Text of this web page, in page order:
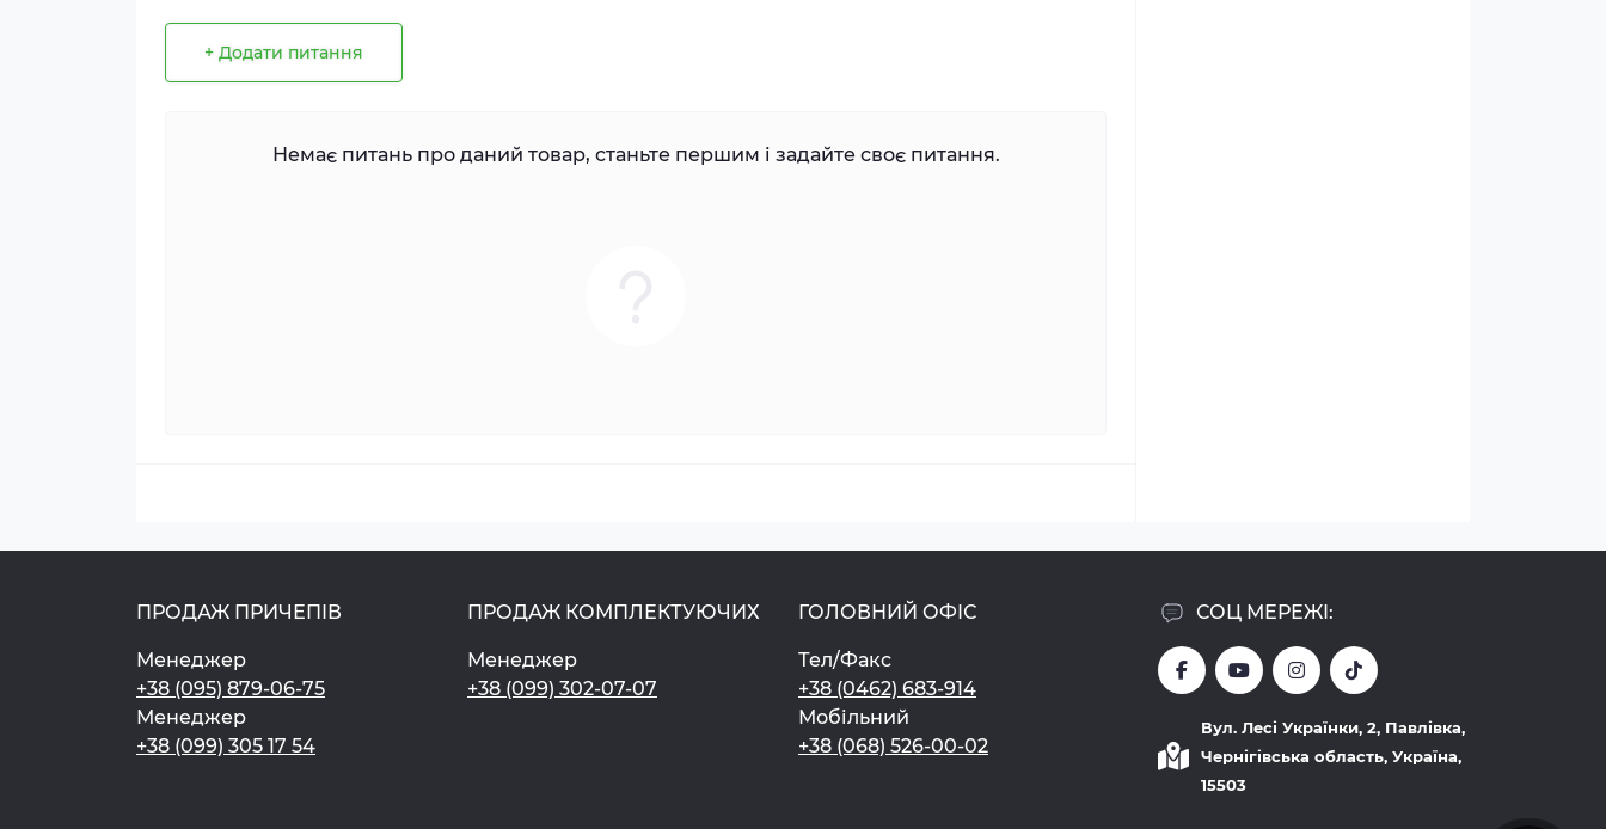
+ Додати питання
Немає питань про даний товар, станьте першим і задайте своє питання.
ПРОДАЖ ПРИЧЕПІВ
Менеджер
+38 (095) 879-06-75
Менеджер
+38 (099) 305 17 54
ПРОДАЖ КОМПЛЕКТУЮЧИХ
Менеджер
+38 (099) 302-07-07
ГОЛОВНИЙ ОФІС
Тел/Факс
+38 (0462) 683-914
Мобільний
+38 (068) 526-00-02
СОЦ МЕРЕЖІ:
Вул. Лесі Українки, 2, Павлівка,
Чернігівська область, Україна,
15503